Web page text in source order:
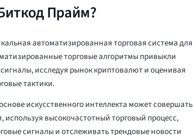
Прайм?
автоматизированная торговая система для
торговые алгоритмы привыкли
исследуя рынок криптовалют и оценивая
тактики.
искусственного интеллекта может совершать
используя высокочастотный торговый процесс,
сигналы и отслеживать трендовые новости